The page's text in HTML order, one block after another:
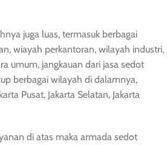
juga luas, termasuk berbagai
wiayah perkantoran, wilayah industri,
umum, jangkauan dari jasa sedot
berbagai wilayah di dalamnya,
Pusat, Jakarta Selatan, Jakarta
di atas maka armada sedot